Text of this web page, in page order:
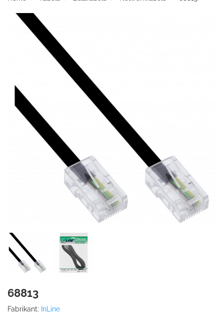
68813
Fabrikant: InLine